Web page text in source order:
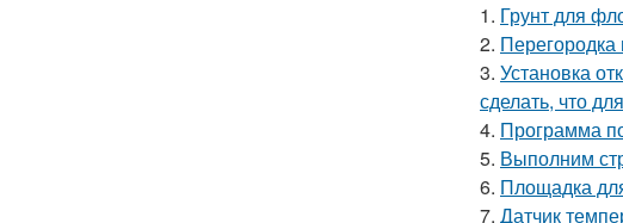
1. Грунт для
2. Перегородка
3. Установка
сделать, что
4. Программа
5. Выполним
6. Площадка
7. Датчик